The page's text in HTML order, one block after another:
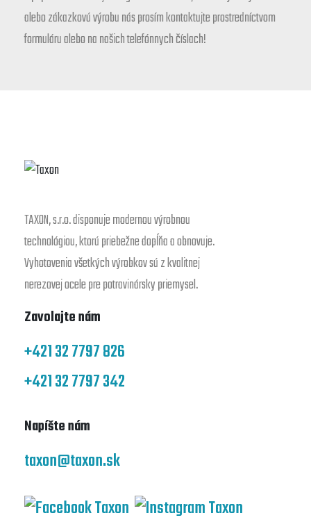
alebo zákazkovú výrobu nás prosím kontaktujte prostredníctvom
formuláru alebo na našich telefónnych číslach!
TAXON, s.r.o. disponuje modernou výrobnou
technológiou, ktorú priebežne dopĺňa a obnovuje.
Vyhotovenia všetkých výrobkov sú z kvalitnej
nerezovej ocele pre potravinársky priemysel.
Zavolajte nám
+421 32 7797 826
+421 32 7797 342
Napíšte nám
taxon@taxon.sk